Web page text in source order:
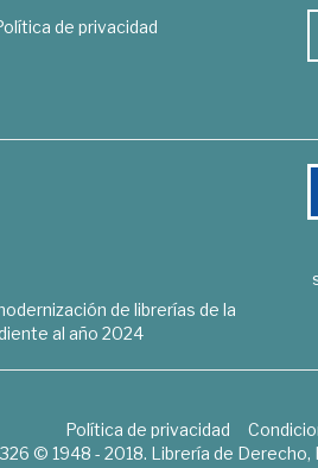
de privacidad
de librerías de la
al año 2024
Política de privacidad
© 1948 - 2018. Librería de